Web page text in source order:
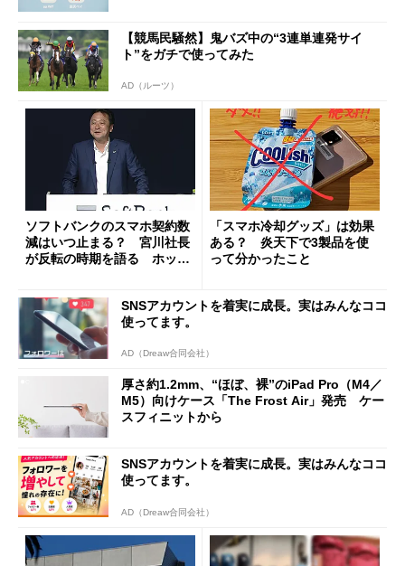
【競馬民騒然】鬼バズ中の“3連単連発サイ
ト”をガチで使ってみた
AD（ルーツ）
ソフトバンクのスマホ契約数
減はいつ止まる？ 宮川社長
が反転の時期を語る ホッピ
「スマホ冷却グッズ」は効果
ある？ 炎天下で3製品を使
って分かったこと
SNSアカウントを着実に成長。実はみんなココ
使ってます。
AD（Dreaw合同会社）
厚さ約1.2mm、“ほぼ、裸”のiPad Pro（M4／
M5）向けケース「The Frost Air」発売 ケー
スフィニットから
SNSアカウントを着実に成長。実はみんなココ
使ってます。
AD（Dreaw合同会社）